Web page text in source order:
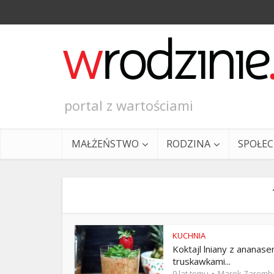
portal z wartościami
MAŁŻEŃSTWO RODZINA
KUCHNIA
Koktajl lniany z
truskawkami...